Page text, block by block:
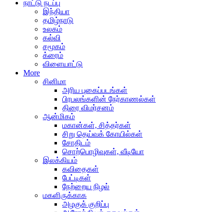
நாட்டு நடப்பு
இந்தியா
தமிழ்நாடு
உலகம்
கல்வி
சமூகம்
க்ரைம்
விளையாட்டு
More
சினிமா
அரிய புகைப்படங்கள்
பிரபலங்களின் நேர்காணல்கள்
திரை விமர்சனம்
ஆன்மிகம்
மகான்கள், சித்தர்கள்
சிறு தெய்வக் கோயில்கள்
சோதிடம்
சொற்பொழிவுகள், வீடியோ
இலக்கியம்
கவிதைகள்
பேட்டிகள்
நேற்றைய நிழல்
மகளிருக்காக
அழகுக் குறிப்பு